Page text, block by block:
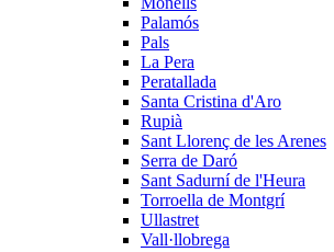
Palamós
Pals
La Pera
Peratallada
Santa Cristina d'Aro
Rupià
Sant Llorenç de les Arenes
Serra de Daró
Sant Sadurní de l'Heura
Torroella de Montgrí
Ullastret
Vall·llobrega